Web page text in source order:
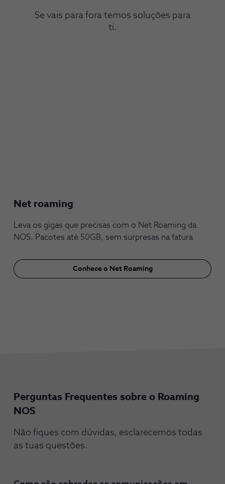
Se vais para fora temos soluções para
ti.
Net roaming
Leva os gigas que precisas com o Net Roaming da
NOS. Pacotes até 50GB, sem surpresas na fatura
Conhece o Net Roaming
Perguntas Frequentes sobre o Roaming
NOS
Não fiques com dúvidas, esclarecemos todas
as tuas questões.